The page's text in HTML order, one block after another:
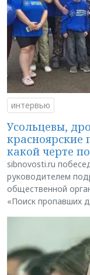
интервью
Усольцевы,
красноярские
какой черте
sibnovosti.ru
руководителем
общественной
«Поиск пропавших